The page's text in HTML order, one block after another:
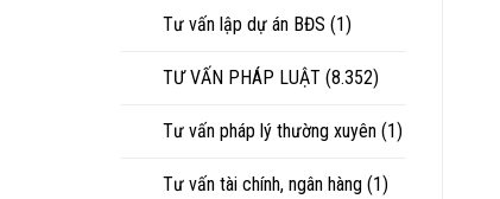
Tư vấn lập dự án BĐS (1)
TƯ VẤN PHÁP LUẬT (8.352)
Tư vấn pháp lý thường xuyên (1)
Tư vấn tài chính, ngân hàng (1)